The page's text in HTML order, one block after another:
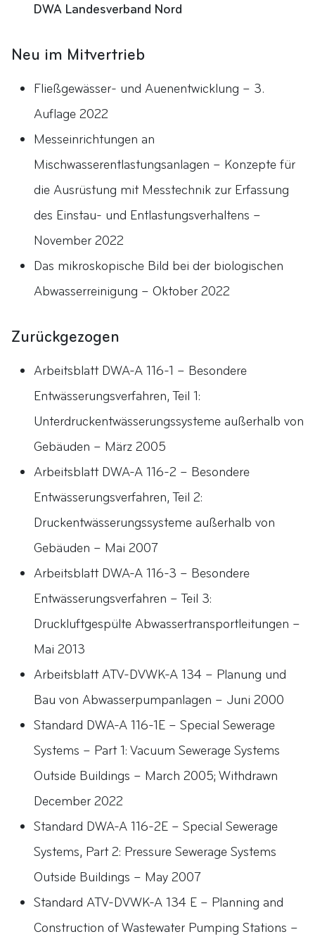
DWA Landesverband Nord
Neu im Mitvertrieb
Fließgewässer- und Auenentwicklung – 3.
Auflage 2022
Messeinrichtungen an
Mischwasserentlastungsanlagen – Konzepte für
die Ausrüstung mit Messtechnik zur Erfassung
des Einstau- und Entlastungsverhaltens –
November 2022
Das mikroskopische Bild bei der biologischen
Abwasserreinigung – Oktober 2022
Zurückgezogen
Arbeitsblatt DWA-A 116-1 – Besondere
Entwässerungsverfahren, Teil 1:
Unterdruckentwässerungssysteme außerhalb von
Gebäuden – März 2005
Arbeitsblatt DWA-A 116-2 – Besondere
Entwässerungsverfahren, Teil 2:
Druckentwässerungssysteme außerhalb von
Gebäuden – Mai 2007
Arbeitsblatt DWA-A 116-3 – Besondere
Entwässerungsverfahren – Teil 3:
Druckluftgespülte Abwassertransportleitungen –
Mai 2013
Arbeitsblatt ATV-DVWK-A 134 – Planung und
Bau von Abwasserpumpanlagen – Juni 2000
Standard DWA-A 116-1E – Special Sewerage
Systems – Part 1: Vacuum Sewerage Systems
Outside Buildings – March 2005; Withdrawn
December 2022
Standard DWA-A 116-2E – Special Sewerage
Systems, Part 2: Pressure Sewerage Systems
Outside Buildings – May 2007
Standard ATV-DVWK-A 134 E – Planning and
Construction of Wastewater Pumping Stations –